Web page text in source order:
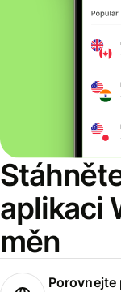
aplikaci
měn
Porovnejte